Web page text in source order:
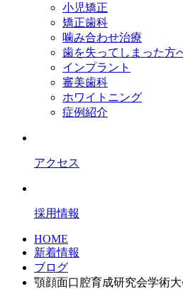
小児矯正
矯正歯科
噛み合わせ治療
歯を失ってしまった方
インプラント
審美歯科
ホワイトニング
症例紹介
アクセス
採用情報
HOME
新着情報
ブログ
顎顔面口腔育成研究会学術